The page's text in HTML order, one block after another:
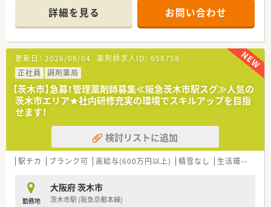
＊------------------------------------------＊
【店舗情報と応需状況について】
■阪急京都本線の茨木市駅から徒歩で3分ほどの場所に位置して
おり、天候が悪い日でもストレスなく毎日の通勤が可能です。
■近隣の複数のクリニックより内科や産科および婦人科をはじ
め、皮膚科や整形外科、外科など多岐にわたる科目を応需しま
す。
■外来の処方箋枚数は1日あたり40枚から50枚となっており、そ
れとは別に30名程度の施設在宅業務にも注力しています。
【想定される業務内容】
■多科目の面処方箋に基づく正確な調剤業務や監査業務をはじ
め、来局された患者様への親切で丁寧な服薬指導を行います。
■高齢者施設へ入所されている約30名の患者様を対象とした、
お薬のセットや訪問服薬管理といった在宅医療業務に携わりま
■管理薬剤師として、店舗にある医薬品の在庫管理のほか、本部
と連携を取りながら日々の薬局運営に関する実務を行います。
詳細を見る お問い合わせ
更新日： 2026/08/04 薬剤師求人ID： 658758
正社員
調剤薬局
【茨木市】急募！管理薬剤師募集≪阪急茨木市駅スグ≫人気の
茨木市エリア★社内研修充実の環境でスキルアップを目指
せます！
検討リストに追加
駅チカ ブランク可 高給与(600万円以上) 積雪なし 生活環境充実
勤務地
大阪府 茨木市
茨木市駅 (阪急京都本線)